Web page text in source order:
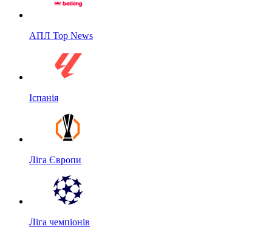
АПЛ Top News
Іспанія
Ліга Європи
Ліга чемпіонів